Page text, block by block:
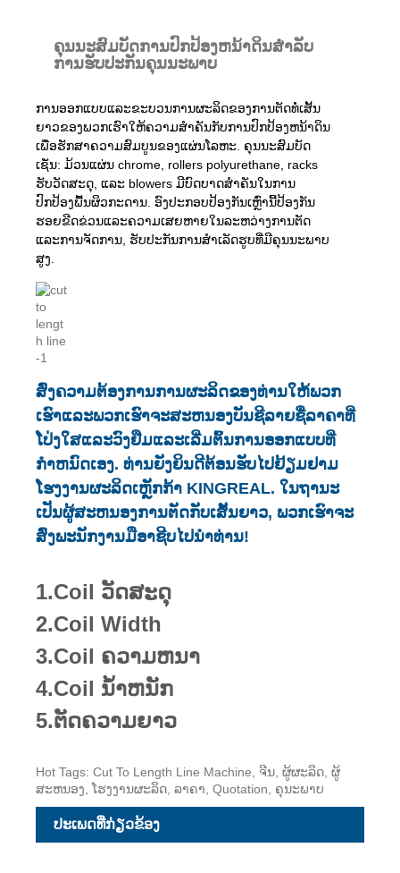
ຄຸນນະສົມບັດການປົກປ້ອງຫນ້າດິນສໍາລັບ
ການຮັບປະກັນຄຸນນະພາບ
ການອອກແບບແລະຂະບວນການຜະລິດຂອງການຕັດທໍ່ເສັ້ນ
ຍາວຂອງພວກເຮົາໃຫ້ຄວາມສໍາຄັນກັບການປົກປ້ອງຫນ້າດິນ
ເພື່ອຮັກສາຄວາມສົມບູນຂອງແຜ່ນໂລຫະ. ຄຸນນະສົມບັດ
ເຊັ່ນ: ມ້ວນແຜ່ນ chrome, rollers polyurethane, racks
ຮັບວັດສະດຸ, ແລະ blowers ມີບົດບາດສໍາຄັນໃນການ
ປົກປ້ອງພື້ນຜິວກະດານ. ອົງປະກອບປ້ອງກັນເຫຼົ່ານີ້ປ້ອງກັນ
ຮອຍຂີດຂ່ວນແລະຄວາມເສຍຫາຍໃນລະຫວ່າງການຕັດ
ແລະການຈັດການ, ຮັບປະກັນການສໍາເລັດຮູບທີ່ມີຄຸນນະພາບ
ສູງ.
ສົ່ງຄວາມຕ້ອງການການຜະລິດຂອງທ່ານໃຫ້ພວກ
ເຮົາແລະພວກເຮົາຈະສະຫນອງບັນຊີລາຍຊື່ລາຄາທີ່
ໂປ່ງໃສແລະວົງຢືມແລະເລີ່ມຕົ້ນການອອກແບບທີ່
ກໍາຫນົດເອງ. ທ່ານຍັງຍິນດີຕ້ອນຮັບໄປຢ້ຽມຢາມ
ໂຮງງານຜະລິດເຫຼັກກ້າ KINGREAL. ໃນຖານະ
ເປັນຜູ້ສະຫນອງການຕັດກັບເສັ້ນຍາວ, ພວກເຮົາຈະ
ສົ່ງພະນັກງານມືອາຊີບໄປນໍາທ່ານ!
1.Coil ວັດສະດຸ
2.Coil Width
3.Coil ຄວາມຫນາ
4.Coil ນ້ໍາຫນັກ
5.ຕັດຄວາມຍາວ
Hot Tags: Cut To Length Line Machine, ຈີນ, ຜູ້ຜະລິດ, ຜູ້
ສະຫນອງ, ໂຮງງານຜະລິດ, ລາຄາ, Quotation, ຄຸນະພາບ
ປະເພດທີ່ກ່ຽວຂ້ອງ